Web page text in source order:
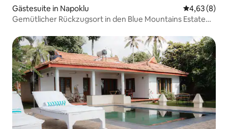
Gästesuite in Napoklu
4,63 (8)
Gemütlicher Rückzugsort in den Blue Mountains Estate